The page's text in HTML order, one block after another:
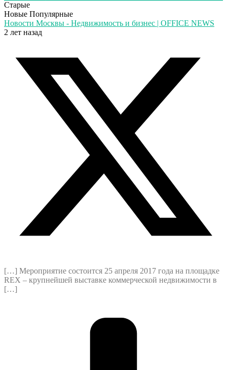
Старые
Новые Популярные
Новости Москвы - Недвижимость и бизнес | OFFICE NEWS
2 лет назад
[…] Мероприятие состоится 25 апреля 2017 года на площадке
REX – крупнейшей выставке коммерческой недвижимости в
[…]